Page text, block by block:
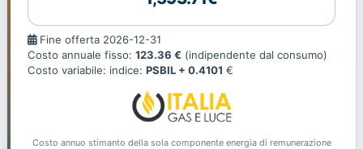
Fine
offerta
Fine offerta 2026-12-31
Costo annuale fisso: 123.36 € (indipendente dal consumo)
Costo variabile: indice: PSBIL + 0.4101 €
Costo annuo stimanto della sola componente energia di remunerazione